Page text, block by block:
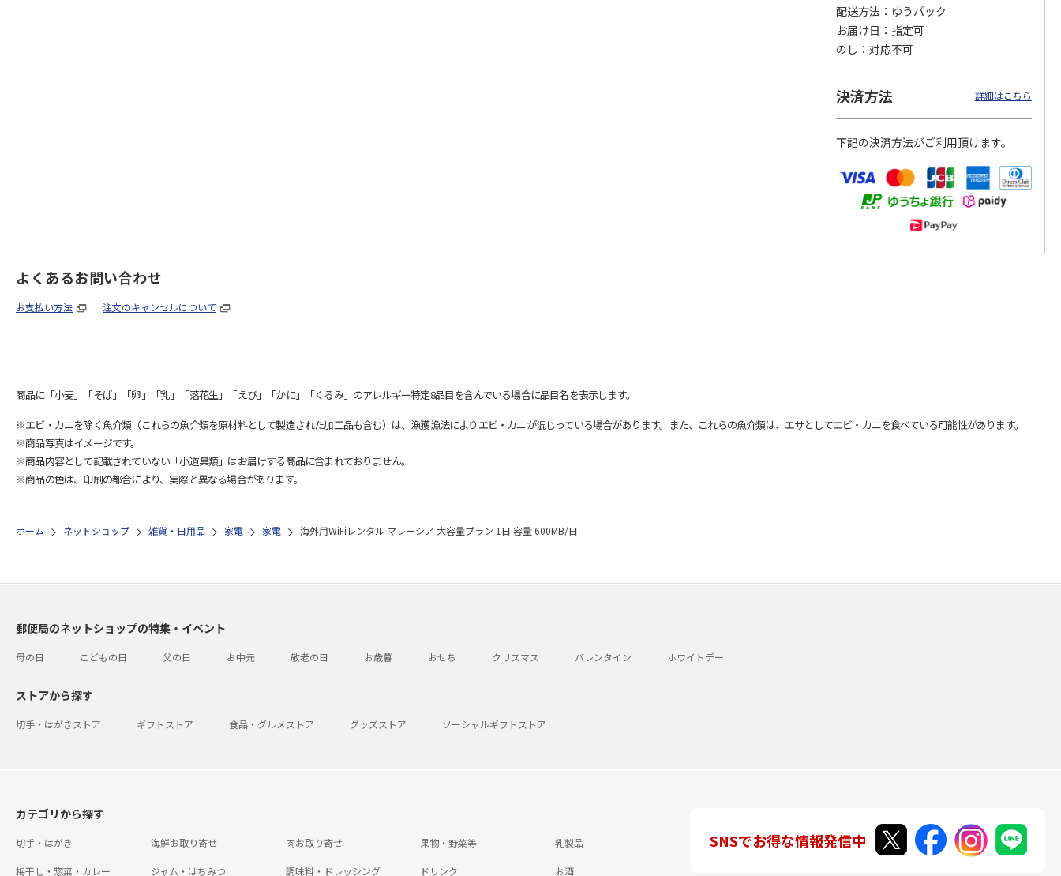
配送方法
ゆうパック
お届け日
指定可
のし
対応不可
決済方法 詳細はこちら
下記の決済方法がご利用頂けます。
よくあるお問い合わせ
お支払い方法 注文のキャンセルについて
商品に「小麦」「そば」「卵」「乳」「落花生」「えび」「かに」「くるみ」のアレルギー特定8品目を含んでいる場合に品目名を表示します。
※エビ・カニを除く魚介類（これらの魚介類を原材料として製造された加工品も含む）は、漁獲漁法によりエビ・カニが混じっている場合があります。また、これらの魚介類は、エサとしてエビ・カニを食べている可能性があります。
※商品写真はイメージです。
※商品内容として記載されていない「小道具類」はお届けする商品に含まれておりません。
※商品の色は、印刷の都合により、実際と異なる場合があります。
ホーム ネットショップ 雑貨・日用品 家電 家電 海外用WiFiレンタル マレーシア 大容量プラン 1日 容量 600MB/日
郵便局のネットショップの特集・イベント
母の日 こどもの日 父の日 お中元 敬老の日 お歳暮 おせち クリスマス バレンタイン ホワイトデー
ストアから探す
切手・はがきストア ギフトストア 食品・グルメストア グッズストア ソーシャルギフトストア
カテゴリから探す
切手・はがき 海鮮お取り寄せ 肉お取り寄せ 果物・野菜等 乳製品
梅干し・惣菜・カレー ジャム・はちみつ 調味料・ドレッシング ドリンク お酒
SNSでお得な情報発信中